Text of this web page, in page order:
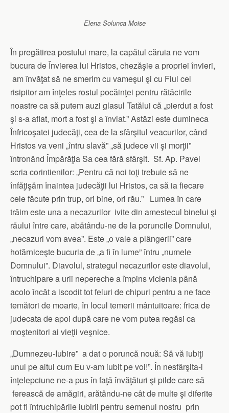
Elena Solunca Moise
În pregătirea postului mare, la capătul căruia ne vom
bucura de Învierea lui Hristos, chezăşie a propriei învieri,
am învăţat să ne smerim cu vameşul şi cu Fiul cel
risipitor am înţeles rostul pocăinţei pentru rătăcirile
noastre ca să putem auzi glasul Tatălui că „pierdut a fost
şi s-a aflat, mort a fost şi a înviat.” Astăzi este dumineca
Înfricoşatei judecăţi, cea de la sfârşitul veacurilor, când
Hristos va veni „întru slavă” „să judece vii şi morţii”
întronând Împărăţia Sa cea fără sfârşit. Sf. Ap. Pavel
scria corintienilor: „Pentru că noi toţi trebuie să ne
înfăţişăm înaintea judecăţii lui Hristos, ca să ia fiecare
cele făcute prin trup, ori bine, ori rău.” Lumea în care
trăim este una a necazurilor ivite din amestecul binelui şi
răului între care, abătându-ne de la poruncile Domnului,
„necazuri vom avea”. Este „o vale a plângerii” care
hotărniceşte bucuria de „a fi în lume” întru „numele
Domnului”. Diavolul, strategul necazurilor este diavolul,
întruchipare a urii nepereche a împins viclenia până
acolo încât a iscodit tot feluri de chipuri pentru a ne face
temători de moarte, în locul temerii mântuitoare: frica de
judecata de apoi după care ne vom putea regăsi ca
moştenitori ai vieţii veşnice.
„Dumnezeu-Iubire” a dat o poruncă nouă: Să vă iubiţi
unul pe altul cum Eu v-am iubit pe voi!”. În nesfârşita-i
înţelepciune ne-a pus în faţă învăţături şi pilde care să
ferească de amăgiri, arătându-ne cât de multe şi diferite
pot fi întruchipările iubirii pentru semenul nostru prin